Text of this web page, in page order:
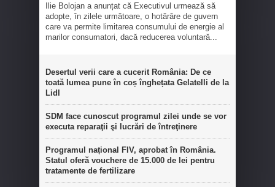
Ilie Bolojan a anunțat că Executivul urmează să
adopte, în zilele următoare, o hotărâre de guvern
care va permite limitarea consumului de energie al
marilor consumatori, dacă reducerea voluntară...
Desertul verii care a cucerit România: De ce
toată lumea pune în coș înghețata Gelatelli de la
Lidl
SDM face cunoscut programul zilei unde se vor
executa reparaţii şi lucrări de întreţinere
Programul național FIV, aprobat în România.
Statul oferă vouchere de 15.000 de lei pentru
tratamente de fertilizare